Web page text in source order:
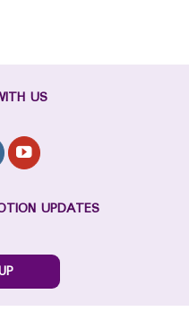
US
UPDATES